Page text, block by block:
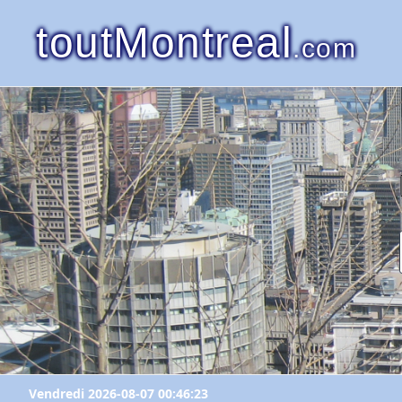
toutMontreal.com
Vendredi 2026-08-07 00:46:23